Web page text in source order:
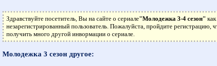
Здравствуйте посетитель, Вы на сайте о сериале"Молодежка 3-4 сезон" как
незарегистрированный пользователь. Пожалуйста, пройдите регистрацию,
получить много другой инвормации о сериале.
Молодежка 3 сезон другое: